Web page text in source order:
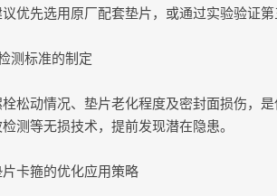
优先选用原厂配套垫片，或通过实验验证第
测标准的制定
松动情况、垫片老化程度及密封面损伤，
测等无损技术，提前发现潜在隐患。
卡箍的优化应用策略